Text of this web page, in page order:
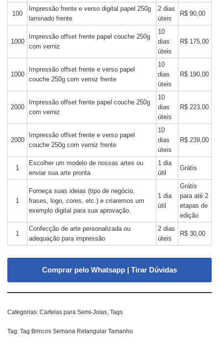
100
Impressão frente e verso digital papel 250g
laminado frente
2 dias
úteis
R$ 90,00
1000
Impressão offset frente papel couche 250g
com verniz
10
dias
úteis
R$ 175,00
1000
Impressão offset frente e verso papel
couche 250g com verniz frente
10
dias
úteis
R$ 190,00
2000
Impressão offset frente papel couche 250g
com verniz
10
dias
úteis
R$ 223,00
2000
Impressão offset frente e verso papel
couche 250g com verniz frente
10
dias
úteis
R$ 239,00
1
Escolher um modelo de nossas artes ou
enviar sua arte pronta
1 dia
útil
Grátis
1
Forneça suas ideias (tipo de negócio,
frases, logo, cores, etc.) e criaremos um
exemplo digital para sua aprovação.
1 dia
útil
Grátis
para até 2
etapas de
edição
1
Confecção de arte personalizada ou
adequação para impressão
2 dias
úteis
R$ 30,00
Comprar pelo Whatsapp | Tirar Dúvidas
Categorias: Cartelas para Semi-Joias, Tags
Tag: Tag Brincos Semana Retangular Tamanho